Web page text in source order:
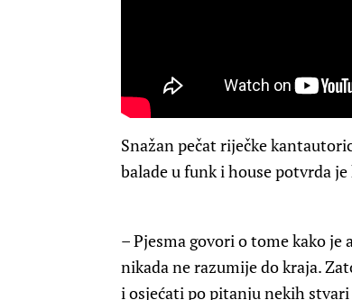
Snažan pečat riječke
balade u funk i house potvrda
– Pjesma govori o tome kako je
nikada ne razumije do kraja.
i osjećati po pitanju nekih